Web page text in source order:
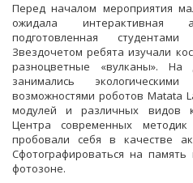
Перед началом мероприятия
ожидала интерактивная
подготовленная
Звездочетом ребята изучали
разноцветные «вулканы». На
занимались
возможностями роботов Matata
модулей и различных видов
Центра современных методик
пробовали себя в качестве
Сфотографироваться на
фотозоне.